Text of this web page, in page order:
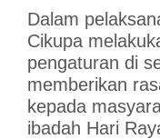
Dalam
Cikupa
pengaturan di
memberikan
kepada
ibadah Hari